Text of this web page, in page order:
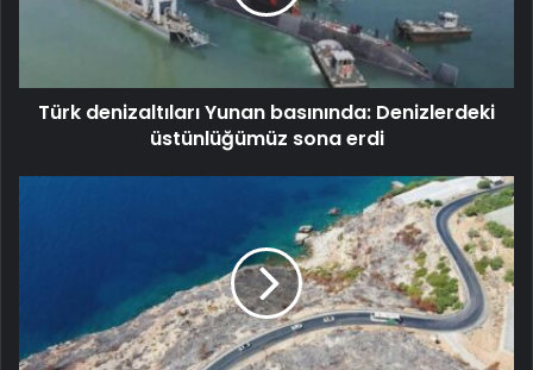
Türk denizaltıları Yunan basınında: Denizlerdeki
üstünlüğümüz sona erdi